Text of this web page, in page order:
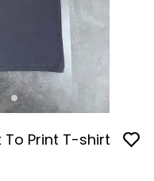
To Print T-shirt